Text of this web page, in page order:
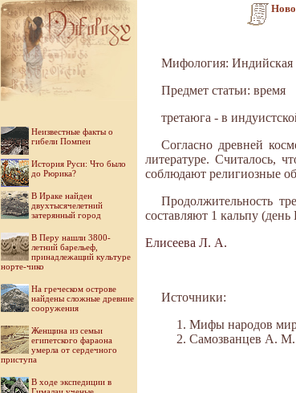
Неизвестные факты о
гибели Помпеи
История Руси: Что было
до Рюрика?
В Ираке найден
двухтысячелетний
затерянный город
В Перу нашли 3800-
летний барельеф,
принадлежащий культуре
норте-чико
На греческом острове
найдены сложные древние
сооружения
Женщина из семьи
египетского фараона
умерла от сердечного
приступа
В ходе экспедиции в
Мифология: Индийская
Предмет статьи: время
третаюга - в
Согласно древней
литературе. Считалось,
соблюдают религиозные
Продолжительность
составляют 1 кальпу
Елисеева Л. А.
Источники:
Мифы народов
Самозванцев А. М.